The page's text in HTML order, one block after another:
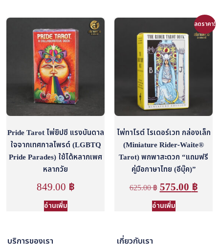
Pride Tarot ไพ่ยิปซี แรงบันดาล
ใจจากเทศกาลไพรด์ (LGBTQ
Pride Parades) ใช้ได้หลากเพศ
หลากวัย
849.00 ฿
อ่านเพิ่ม
ลดราคา!
ไพ่ทาโรต์ ไรเดอร์เวท กล่องเล็ก
(Miniature Rider-Waite®
Tarot) พกพาสะดวก “แถมฟรี
คู่มือภาษาไทย (อีบุ๊ค)”
625.00฿ 575.00 ฿
อ่านเพิ่ม
บริการของเรา เกี่ยวกับเรา